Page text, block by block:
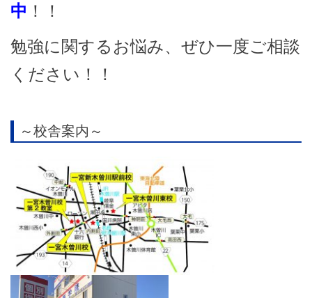
中 ！！
勉強に関するお悩み、ぜひ一度ご相談
ください！！
～校舎案内～